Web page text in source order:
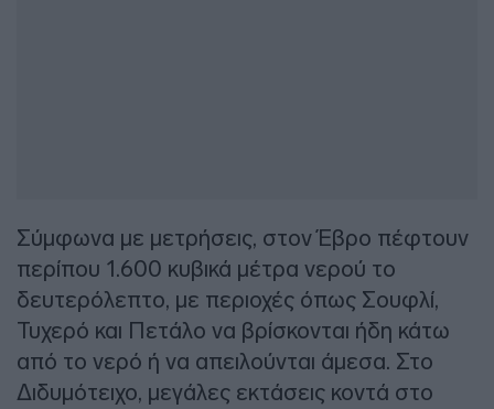
Σύμφωνα με μετρήσεις, στον Έβρο πέφτουν
περίπου 1.600 κυβικά μέτρα νερού το
δευτερόλεπτο, με περιοχές όπως Σουφλί,
Τυχερό και Πετάλο να βρίσκονται ήδη κάτω
από το νερό ή να απειλούνται άμεσα. Στο
Διδυμότειχο, μεγάλες εκτάσεις κοντά στο